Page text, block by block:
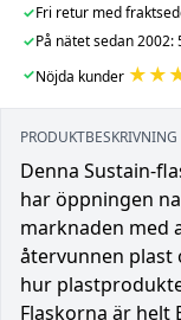
✓Fri retur med
✓På nätet sedan
✓Nöjda kunder
PRODUKTBESKRIVNING
Denna Sustain-
har öppningen
marknaden med
återvunnen plast
hur
Flaskorna är helt